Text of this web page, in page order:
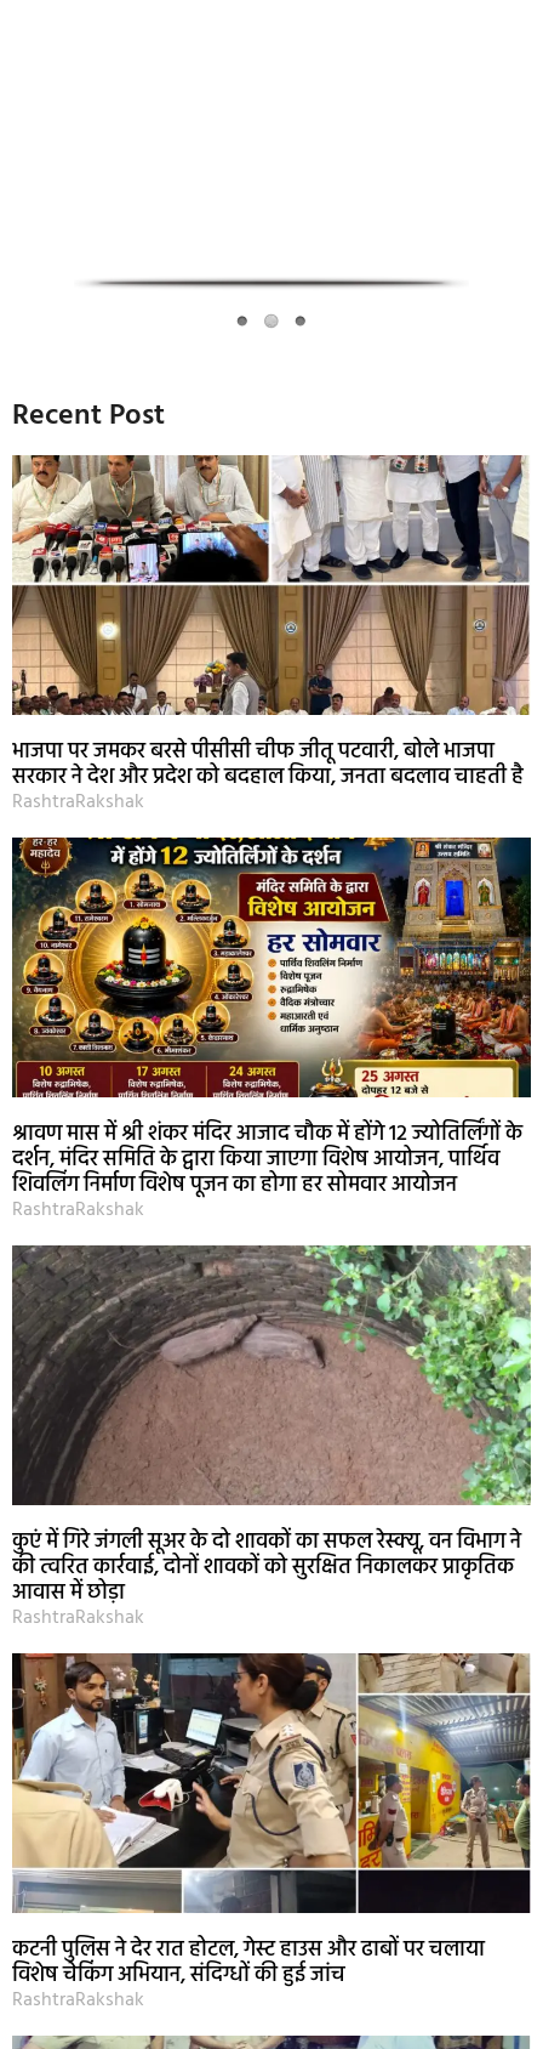
Recent Post
भाजपा पर जमकर बरसे पीसीसी चीफ जीतू पटवारी, बोले भाजपा
सरकार ने देश और प्रदेश को बदहाल किया, जनता बदलाव चाहती है
RashtraRakshak
श्रावण मास में श्री शंकर मंदिर आजाद चौक में होंगे 12 ज्योतिर्लिंगों के
दर्शन, मंदिर समिति के द्वारा किया जाएगा विशेष आयोजन, पार्थिव
शिवलिंग निर्माण विशेष पूजन का होगा हर सोमवार आयोजन
RashtraRakshak
कुएं में गिरे जंगली सूअर के दो शावकों का सफल रेस्क्यू, वन विभाग ने
की त्वरित कार्रवाई, दोनों शावकों को सुरक्षित निकालकर प्राकृतिक
आवास में छोड़ा
RashtraRakshak
कटनी पुलिस ने देर रात होटल, गेस्ट हाउस और ढाबों पर चलाया
विशेष चेकिंग अभियान, संदिग्धों की हुई जांच
RashtraRakshak